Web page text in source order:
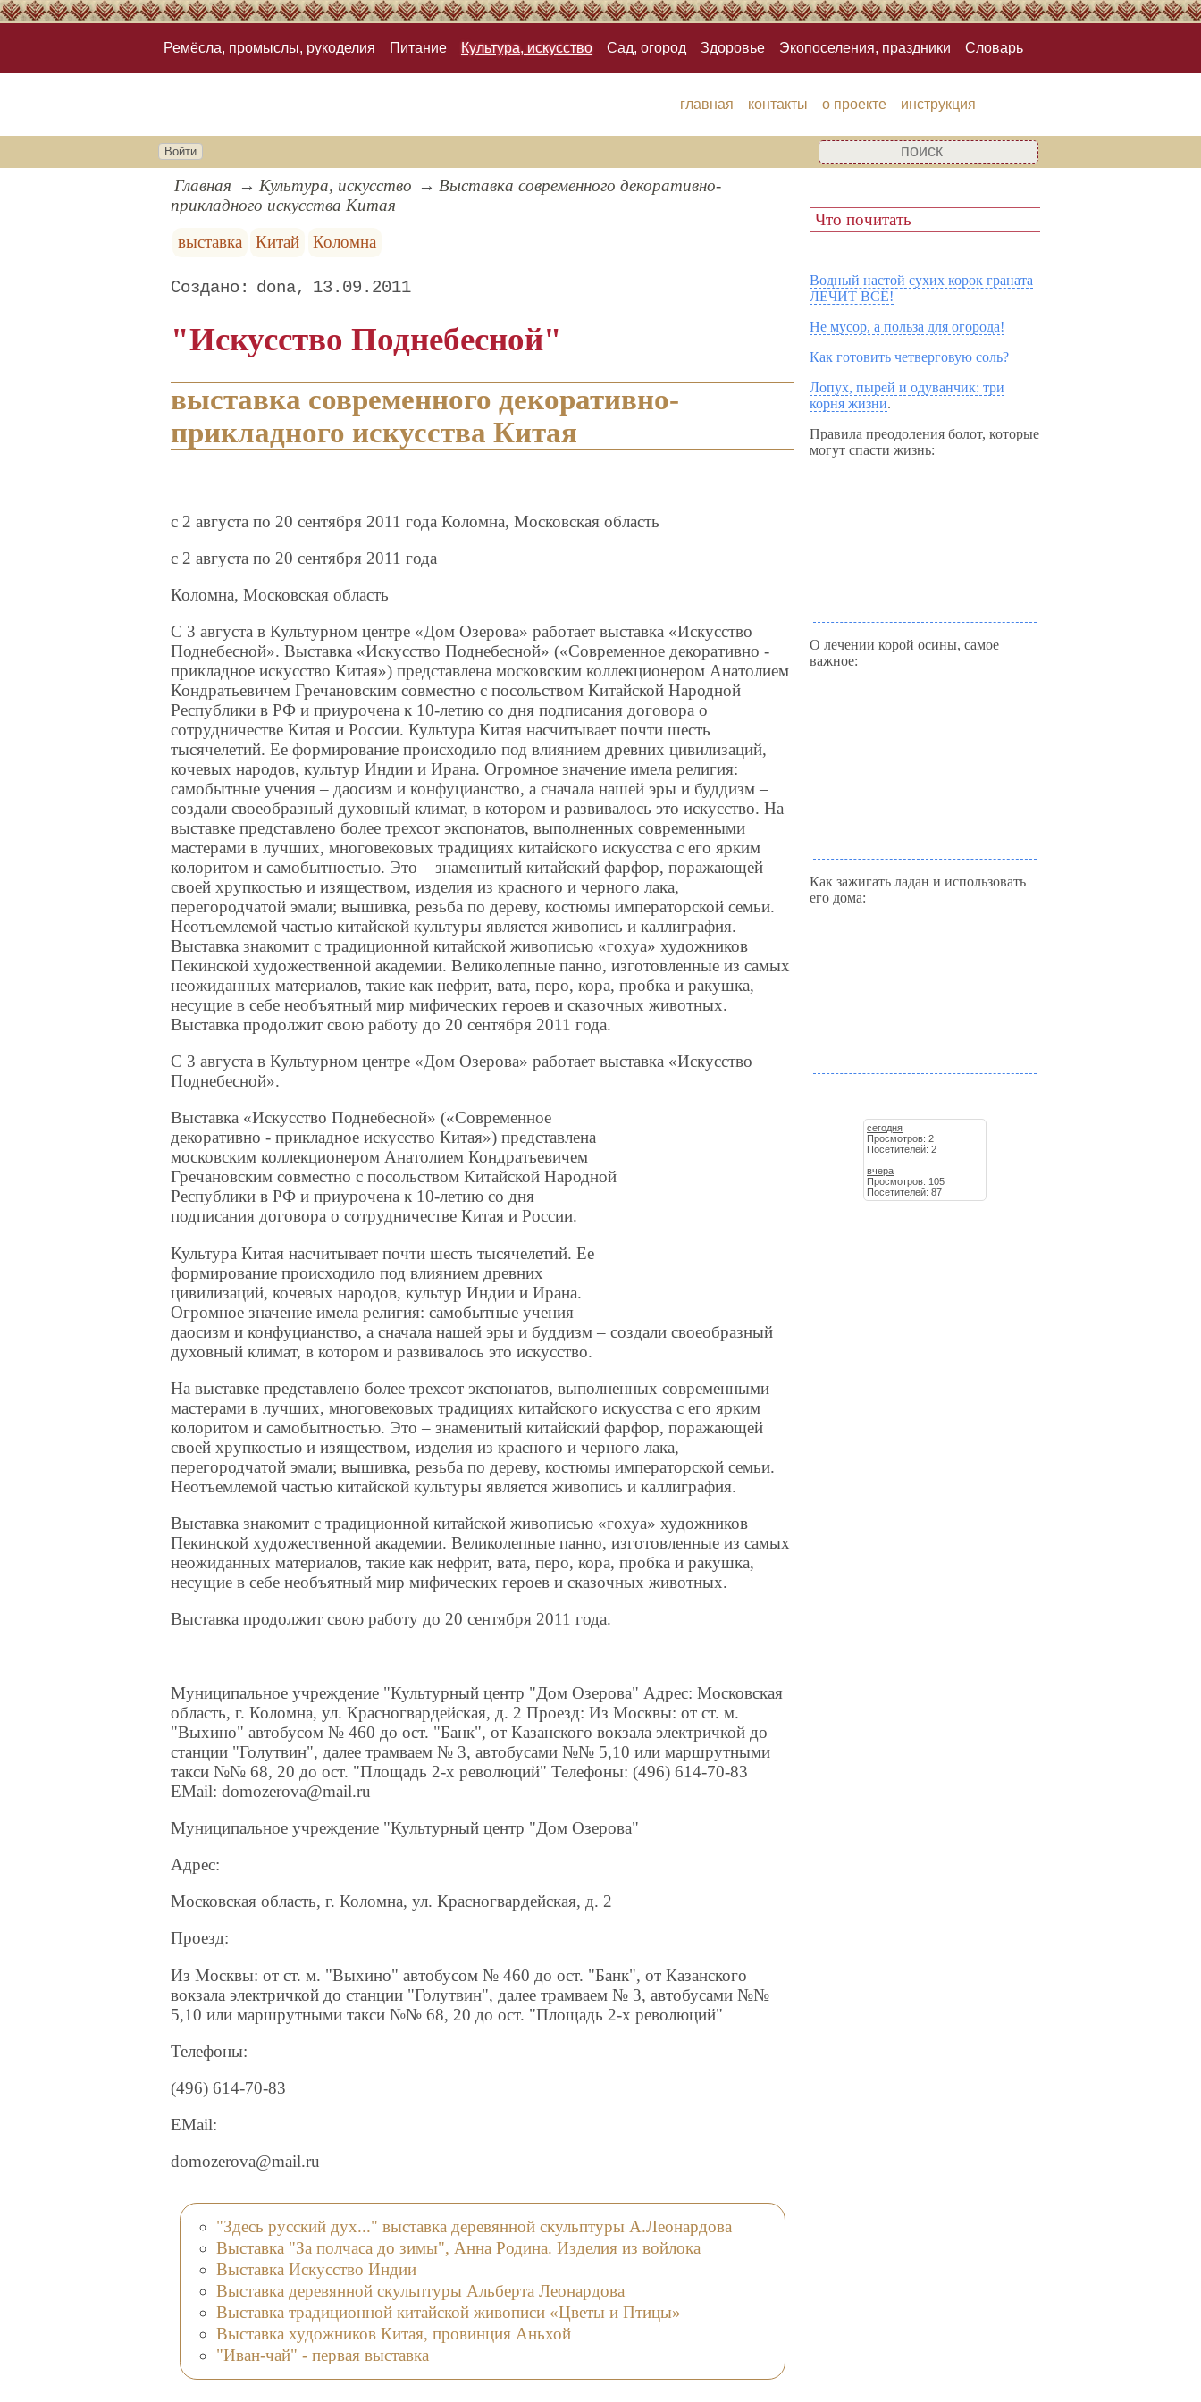
Ремёсла, промыслы, рукоделия Питание Культура, искусство Сад, огород Здоровье Экопоселения, праздники Словарь
главная контакты о проекте инструкция
Войти
Главная Культура, искусство
Выставка современного декоративно-
прикладного искусства Китая
выставка
Китай Коломна
dona 13.09.2011
"Искусство Поднебесной"
выставка современного декоративно-
прикладного искусства Китая
c 2 августа по 20 сентября 2011 года Коломна, Московская область
c 2 августа по 20 сентября 2011 года
Коломна, Московская область
С 3 августа в Культурном центре «Дом Озерова» работает выставка «Искусство
Поднебесной». Выставка «Искусство Поднебесной» («Современное декоративно -
прикладное искусство Китая») представлена московским коллекционером Анатолием
Кондратьевичем Гречановским совместно с посольством Китайской Народной
Республики в РФ и приурочена к 10-летию со дня подписания договора о
сотрудничестве Китая и России. Культура Китая насчитывает почти шесть
тысячелетий. Ее формирование происходило под влиянием древних цивилизаций,
кочевых народов, культур Индии и Ирана. Огромное значение имела религия:
самобытные учения – даосизм и конфуцианство, а сначала нашей эры и буддизм –
создали своеобразный духовный климат, в котором и развивалось это искусство. На
выставке представлено более трехсот экспонатов, выполненных современными
мастерами в лучших, многовековых традициях китайского искусства с его ярким
колоритом и самобытностью. Это – знаменитый китайский фарфор, поражающей
своей хрупкостью и изяществом, изделия из красного и черного лака,
перегородчатой эмали; вышивка, резьба по дереву, костюмы императорской семьи.
Неотъемлемой частью китайской культуры является живопись и каллиграфия.
Выставка знакомит с традиционной китайской живописью «гохуа» художников
Пекинской художественной академии. Великолепные панно, изготовленные из самых
неожиданных материалов, такие как нефрит, вата, перо, кора, пробка и ракушка,
несущие в себе необъятный мир мифических героев и сказочных животных.
Выставка продолжит свою работу до 20 сентября 2011 года.
С 3 августа в Культурном центре «Дом Озерова» работает выставка «Искусство
Поднебесной».
Выставка «Искусство Поднебесной» («Современное
декоративно - прикладное искусство Китая») представлена
московским коллекционером Анатолием Кондратьевичем
Гречановским совместно с посольством Китайской Народной
Республики в РФ и приурочена к 10-летию со дня
подписания договора о сотрудничестве Китая и России.
Культура Китая насчитывает почти шесть тысячелетий. Ее
формирование происходило под влиянием древних
цивилизаций, кочевых народов, культур Индии и Ирана.
Огромное значение имела религия: самобытные учения –
даосизм и конфуцианство, а сначала нашей эры и буддизм – создали своеобразный
духовный климат, в котором и развивалось это искусство.
На выставке представлено более трехсот экспонатов, выполненных современными
мастерами в лучших, многовековых традициях китайского искусства с его ярким
колоритом и самобытностью. Это – знаменитый китайский фарфор, поражающей
своей хрупкостью и изяществом, изделия из красного и черного лака,
перегородчатой эмали; вышивка, резьба по дереву, костюмы императорской семьи.
Неотъемлемой частью китайской культуры является живопись и каллиграфия.
Выставка знакомит с традиционной китайской живописью «гохуа» художников
Пекинской художественной академии. Великолепные панно, изготовленные из самых
неожиданных материалов, такие как нефрит, вата, перо, кора, пробка и ракушка,
несущие в себе необъятный мир мифических героев и сказочных животных.
Выставка продолжит свою работу до 20 сентября 2011 года.
Муниципальное учреждение "Культурный центр "Дом Озерова" Адрес: Московская
область, г. Коломна, ул. Красногвардейская, д. 2 Проезд: Из Москвы: от ст. м.
"Выхино" автобусом № 460 до ост. "Банк", от Казанского вокзала электричкой до
станции "Голутвин", далее трамваем № 3, автобусами №№ 5,10 или маршрутными
такси №№ 68, 20 до ост. "Площадь 2-х революций" Телефоны: (496) 614-70-83
EMail: domozerova@mail.ru
Муниципальное учреждение "Культурный центр "Дом Озерова"
Адрес:
Московская область, г. Коломна, ул. Красногвардейская, д. 2
Проезд:
Из Москвы: от ст. м. "Выхино" автобусом № 460 до ост. "Банк", от Казанского
вокзала электричкой до станции "Голутвин", далее трамваем № 3, автобусами №№
5,10 или маршрутными такси №№ 68, 20 до ост. "Площадь 2-х революций"
Телефоны:
(496) 614-70-83
EMail:
domozerova@mail.ru
"Здесь русский дух..." выставка деревянной скульптуры А.Леонардова
Выставка "За полчаса до зимы", Анна Родина. Изделия из войлока
Выставка Искусство Индии
Выставка деревянной скульптуры Альберта Леонардова
Выставка традиционной китайской живописи «Цветы и Птицы»
Выставка художников Китая, провинция Аньхой
"Иван-чай" - первая выставка
Что почитать
Водный настой сухих корок граната
ЛЕЧИТ ВСЁ!
Не мусор, а польза для огорода!
Как готовить четверговую соль?
Лопух, пырей и одуванчик: три
корня жизни.
Правила преодоления болот, которые
могут спасти жизнь:
О лечении корой осины, самое
важное:
Как зажигать ладан и использовать
его дома:
сегодня
Просмотров: 2
Посетителей: 2
вчера
Просмотров: 105
Посетителей: 87